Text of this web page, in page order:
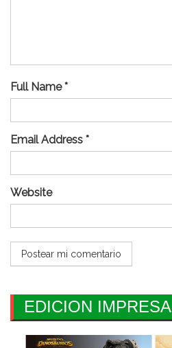
Full Name *
Email Address *
Website
EDICION IMPRESA